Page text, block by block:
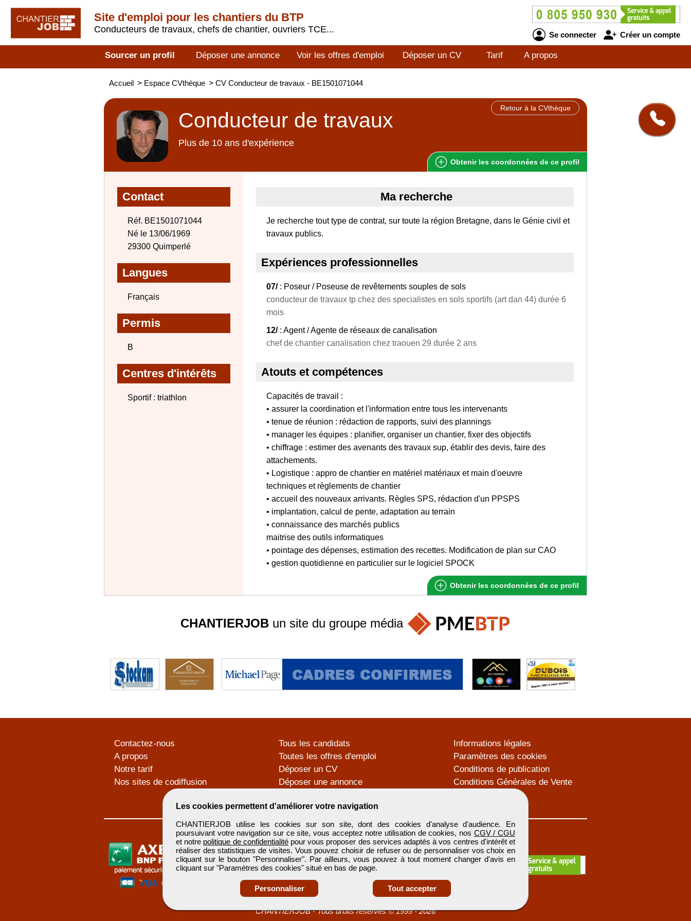
Site d'emploi pour les chantiers du BTP
Conducteurs de travaux, chefs de chantier, ouvriers TCE...
Se connecter Créer un compte
Sourcer un profil Déposer une annonce Voir les offres d'emploi Déposer un CV Tarif A propos
Accueil > Espace CVthèque > CV Conducteur de travaux - BE1501071044
Retour à la CVthèque
Conducteur de travaux
Plus de 10 ans d'expérience
Obtenir les coordonnées de ce profil
Contact
Réf. BE1501071044
Né le 13/06/1969
29300 Quimperlé
Langues
Français
Permis
B
Centres d'intérêts
Sportif : triathlon
Ma recherche
Je recherche tout type de contrat, sur toute la région Bretagne, dans le Génie civil et
travaux publics.
Expériences professionnelles
07/: Poseur / Poseuse de revêtements souples de sols
conducteur de travaux tp chez des specialistes en sols sportifs (art dan 44) durée 6
mois
12/: Agent / Agente de réseaux de canalisation
chef de chantier canalisation chez traouen 29 durée 2 ans
Atouts et compétences
Capacités de travail :
• assurer la coordination et l'information entre tous les intervenants
• tenue de réunion : rédaction de rapports, suivi des plannings
• manager les équipes : planifier, organiser un chantier, fixer des objectifs
• chiffrage : estimer des avenants des travaux sup, établir des devis, faire des
attachements.
• Logistique : appro de chantier en matériel matériaux et main d'oeuvre
techniques et règlements de chantier
• accueil des nouveaux arrivants. Règles SPS, rédaction d'un PPSPS
• implantation, calcul de pente, adaptation au terrain
• connaissance des marchés publics
maitrise des outils informatiques
• pointage des dépenses, estimation des recettes. Modification de plan sur CAO
• gestion quotidienne en particulier sur le logiciel SPOCK
Obtenir les coordonnées de ce profil
Les cookies permettent d'améliorer votre navigation
CHANTIERJOB utilise les cookies sur son site, dont des cookies d'analyse d'audience. En
poursuivant votre navigation sur ce site, vous acceptez notre utilisation de cookies, nos CGV / CGU
et notre politique de confidentialitépour vous proposer des services adaptés à vos centres d'intérêt et
réaliser des statistiques de visites. Vous pouvez choisir de refuser ou de personnaliser vos choix en
cliquant sur le bouton "Personnaliser". Par ailleurs, vous pouvez à tout moment changer d'avis en
cliquant sur "Paramètres des cookies" situé en bas de page.
Personnaliser Tout accepter
CHANTIERJOBun site du groupe média
Contactez-nous
A propos
Notre tarif
Nos sites de codiffusion
Tous les candidats
Toutes les offres d'emploi
Déposer un CV
Déposer une annonce
Informations légales
Paramètres des cookies
Conditions de publication
Conditions Générales de Vente
CHANTIERJOB -Tous droits réservés © 1999 - 2026